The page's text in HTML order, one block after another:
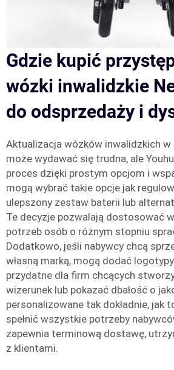
Gdzie kupić
wózki inwalidzkie
do odsprzedaży i
Aktualizacja wózków inwalidzkich w
może wydawać się trudna, ale
proces dzięki prostym opcjom i
mogą wybrać takie opcje jak
ulepszony zestaw baterii lub
Te decyzje pozwalają dostosować
potrzeb osób o różnym stopniu
Dodatkowo, jeśli nabywcy chcą
własną marką, mogą dodać
przydatne dla firm chcących
wizerunek lub pokazać dbałość o
personalizowane tak dokładnie, jak
spełnić wszystkie potrzeby
zapewnia terminową dostawę,
z klientami.